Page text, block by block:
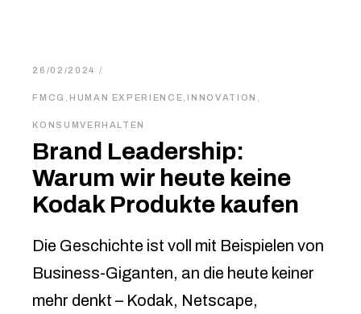
26/02/2024
FMCG HUMAN EXPERIENCE INNOVATION
KONSUMVERHALTEN
Brand Leadership:
Warum wir heute keine
Kodak Produkte kaufen
Die Geschichte ist voll mit Beispielen von
Business-Giganten, an die heute keiner
mehr denkt – Kodak, Netscape,